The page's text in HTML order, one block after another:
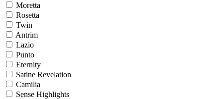
Moretta
Rosetta
Twin
Antrim
Lazio
Punto
Eternity
Satine Revelation
Camilia
Sense Highlights